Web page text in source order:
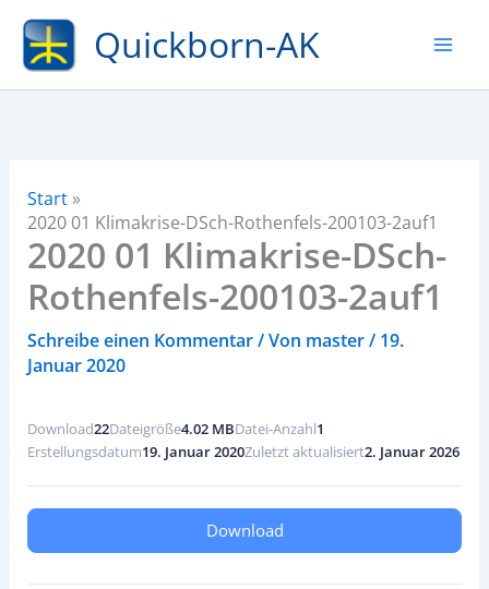
Zum
Inhalt
springen
Quickborn-AK
Start
2020 01 Klimakrise-DSch-Rothenfels-200103-2auf1
2020 01 Klimakrise-DSch-
Rothenfels-200103-2auf1
Schreibe einen Kommentar/ Von master/ 19.
Januar 2020
Download22Dateigröße4.02 MBDatei-Anzahl1
Erstellungsdatum19. Januar 2020Zuletzt aktualisiert2. Januar 2026
Download